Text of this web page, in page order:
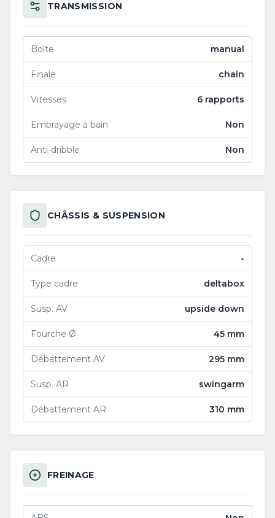
TRANSMISSION
Boîte manual
Finale chain
Vitesses 6 rapports
Embrayage à bain Non
Anti-dribble Non
CHÂSSIS & SUSPENSION
Cadre -
Type cadre deltabox
Susp. AV upside down
Fourche Ø 45 mm
Débattement AV 295 mm
Susp. AR swingarm
Débattement AR 310 mm
FREINAGE